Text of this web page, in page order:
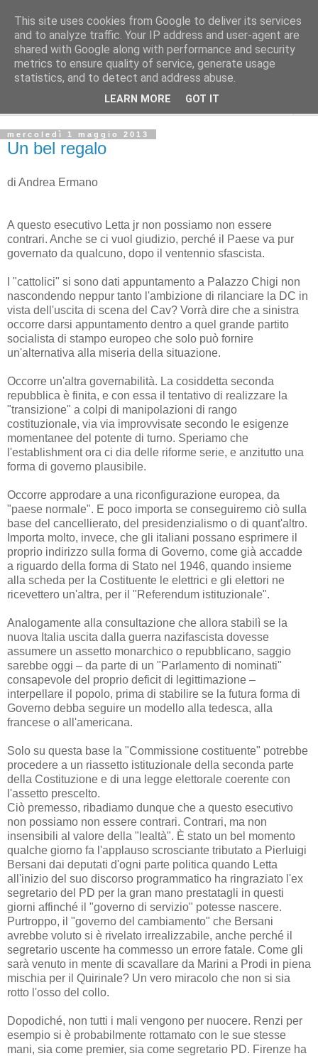
Avvenire dei Lavoratori
Editoriale del direttore
mercoledì 1 maggio 2013
Un bel regalo
di Andrea Ermano
A questo esecutivo Letta jr non possiamo non essere
contrari. Anche se ci vuol giudizio, perché il Paese va pur
governato da qualcuno, dopo il ventennio sfascista.
I "cattolici" si sono dati appuntamento a Palazzo Chigi non
nascondendo neppur tanto l'ambizione di rilanciare la DC in
vista dell'uscita di scena del Cav? Vorrà dire che a sinistra
occorre darsi appuntamento dentro a quel grande partito
socialista di stampo europeo che solo può fornire
un'alternativa alla miseria della situazione.
Occorre un'altra governabilità. La cosiddetta seconda
repubblica è finita, e con essa il tentativo di realizzare la
"transizione" a colpi di manipolazioni di rango
costituzionale, via via improvvisate secondo le esigenze
momentanee del potente di turno. Speriamo che
l'establishment ora ci dia delle riforme serie, e anzitutto una
forma di governo plausibile.
Occorre approdare a una riconfigurazione europea, da
"paese normale". E poco importa se conseguiremo ciò sulla
base del cancellierato, del presidenzialismo o di quant'altro.
Importa molto, invece, che gli italiani possano esprimere il
proprio indirizzo sulla forma di Governo, come già accadde
a riguardo della forma di Stato nel 1946, quando insieme
alla scheda per la Costituente le elettrici e gli elettori ne
ricevettero un'altra, per il "Referendum istituzionale".
Analogamente alla consultazione che allora stabilì se la
nuova Italia uscita dalla guerra nazifascista dovesse
assumere un assetto monarchico o repubblicano, saggio
sarebbe oggi – da parte di un "Parlamento di nominati"
consapevole del proprio deficit di legittimazione –
interpellare il popolo, prima di stabilire se la futura forma di
Governo debba seguire un modello alla tedesca, alla
francese o all'americana.
Solo su questa base la "Commissione costituente" potrebbe
procedere a un riassetto istituzionale della seconda parte
della Costituzione e di una legge elettorale coerente con
l'assetto prescelto.
Ciò premesso, ribadiamo dunque che a questo esecutivo
non possiamo non essere contrari. Contrari, ma non
insensibili al valore della "lealtà". È stato un bel momento
qualche giorno fa l'applauso scrosciante tributato a Pierluigi
Bersani dai deputati d'ogni parte politica quando Letta
all'inizio del suo discorso programmatico ha ringraziato l'ex
segretario del PD per la gran mano prestatagli in questi
giorni affinché il "governo di servizio" potesse nascere.
Purtroppo, il "governo del cambiamento" che Bersani
avrebbe voluto si è rivelato irrealizzabile, anche perché il
segretario uscente ha commesso un errore fatale. Come gli
sarà venuto in mente di scavallare da Marini a Prodi in piena
mischia per il Quirinale? Un vero miracolo che non si sia
rotto l'osso del collo.
Dopodiché, non tutti i mali vengono per nuocere. Renzi per
esempio si è probabilmente rottamato con le sue stesse
mani, sia come premier, sia come segretario PD. Firenze ha
This site uses cookies from Google to deliver its services
and to analyze traffic. Your IP address and user-agent are
shared with Google along with performance and security
metrics to ensure quality of service, generate usage
statistics, and to detect and address abuse.
LEARN MORE GOT IT